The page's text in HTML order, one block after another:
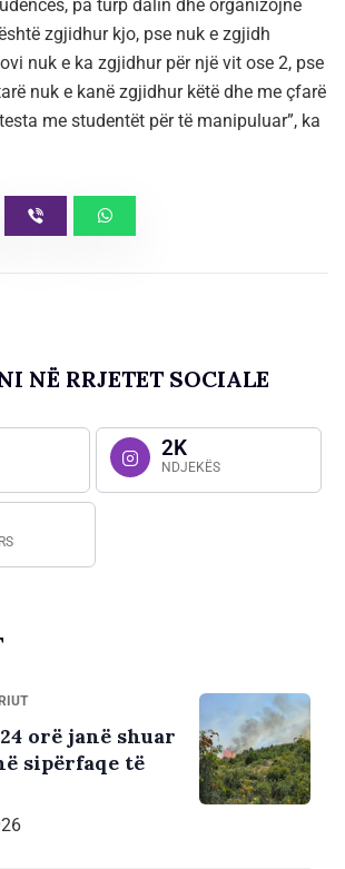
pa turp dalin dhe organizojnë
zgjidhur kjo, pse nuk e zgjidh
nuk e ka zgjidhur për një vit ose 2, pse
nuk e kanë zgjidhur këtë dhe me çfarë
me studentët për të manipuluar”, ka
NË RRJETET SOCIALE
2K
NDJEKËS
orë janë shuar
sipërfaqe të